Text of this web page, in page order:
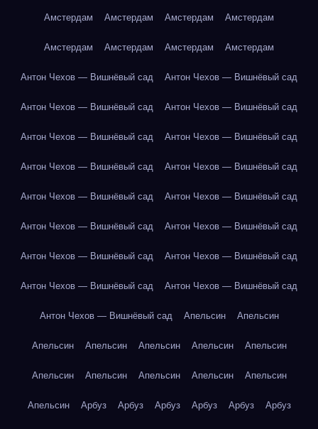
Амстердам Амстердам Амстердам Амстердам
Амстердам Амстердам Амстердам Амстердам
Антон Чехов — Вишнёвый сад Антон Чехов — Вишнёвый сад
Антон Чехов — Вишнёвый сад Антон Чехов — Вишнёвый сад
Антон Чехов — Вишнёвый сад Антон Чехов — Вишнёвый сад
Антон Чехов — Вишнёвый сад Антон Чехов — Вишнёвый сад
Антон Чехов — Вишнёвый сад Антон Чехов — Вишнёвый сад
Антон Чехов — Вишнёвый сад Антон Чехов — Вишнёвый сад
Антон Чехов — Вишнёвый сад Антон Чехов — Вишнёвый сад
Антон Чехов — Вишнёвый сад Антон Чехов — Вишнёвый сад
Антон Чехов — Вишнёвый сад Апельсин Апельсин
Апельсин Апельсин Апельсин Апельсин Апельсин
Апельсин Апельсин Апельсин Апельсин Апельсин
Апельсин Арбуз Арбуз Арбуз Арбуз Арбуз Арбуз